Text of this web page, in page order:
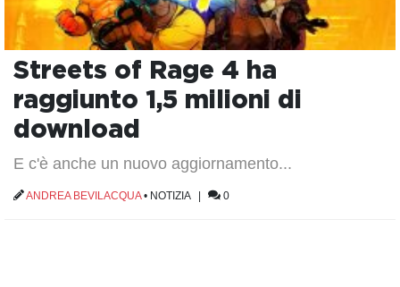
Streets of Rage 4 ha
raggiunto 1,5 milioni di
download
E c'è anche un nuovo aggiornamento...
ANDREA BEVILACQUA• NOTIZIA| 0